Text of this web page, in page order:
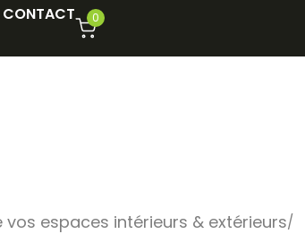
CONTACT 0
espaces intérieurs & extérieurs